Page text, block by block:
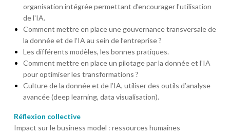
organisation intégrée permettant d’encourager l'utilisation
de l'IA.
Comment mettre en place une gouvernance transversale de
la donnée et de l’IA au sein de l’entreprise ?
Les différents modèles, les bonnes pratiques.
Comment mettre en place un pilotage par la donnée et l’IA
pour optimiser les transformations ?
Culture de la donnée et de l’IA, utiliser des outils d’analyse
avancée (deep learning, data visualisation).
Réflexion collective
Impact sur le business model : ressources humaines